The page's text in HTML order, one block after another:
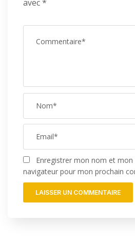
avec*
Enregistrer mon nom et mon
navigateur pour mon prochain